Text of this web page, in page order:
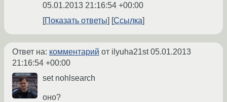
05.01.2013 21:16:54 +00:00
Показать ответы
Ссылка
Ответ на: комментарий от ilyuha21st05.01.2013
21:16:54 +00:00
set nohlsearch
оно?